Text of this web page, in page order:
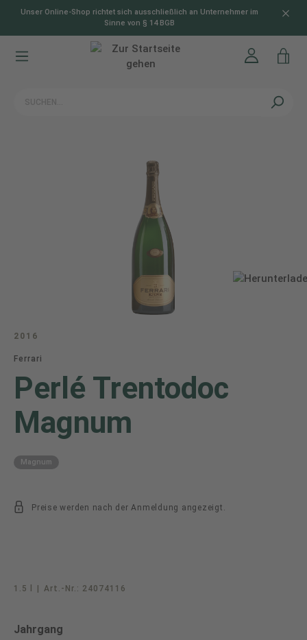
springen
Unser Online-Shop richtet sich ausschließlich an Unternehmer im
Sinne von § 14 BGB
2016
Ferrari
Perlé Trentodoc
Magnum
Magnum
Preise werden nach der Anmeldung angezeigt.
1.5 l Art.-Nr.: 24074116
Jahrgang